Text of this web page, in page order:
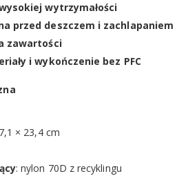
wytrzymałości
przed deszczem i zachlapaniem
zawartości
i wykończenie bez PFC
× 23,4 cm
: nylon 70D z recyklingu